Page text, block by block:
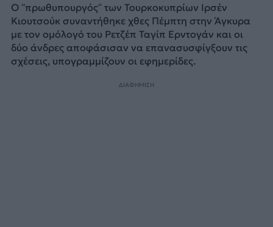
Ο “πρωθυπουργός” των Τουρκοκυπρίων Ιρσέν
Κιουτσούκ συναντήθηκε χθες Πέμπτη στην Άγκυρα
με τον ομόλογό του Ρετζέπ Ταγίπ Ερντογάν και οι
δύο άνδρες αποφάσισαν να επανασυσφίγξουν τις
σχέσεις, υπογραμμίζουν οι εφημερίδες.
ΔΙΑΦΗΜΙΣΗ